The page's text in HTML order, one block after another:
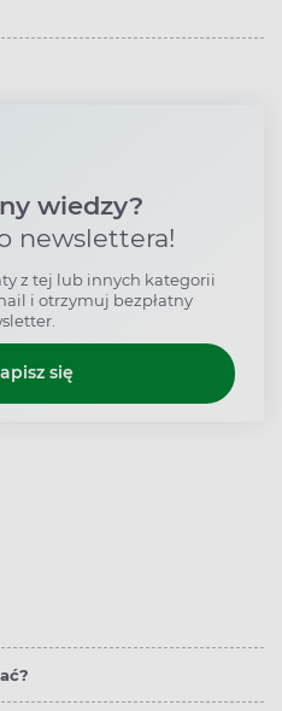
wiedzy?
newslettera!
z tej lub innych kategorii
i otrzymuj bezpłatny
się